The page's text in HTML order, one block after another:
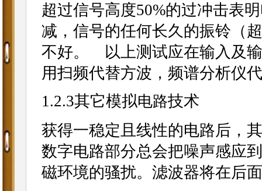
超过信号高度50%的过冲击表
减，信号的任何长久的振铃（
不好。 以上测试应在输入及
用扫频代替方波，频谱分析仪
1.2.3其它模拟电路技术
获得一稳定且线性的电路后，
数字电路部分总会把噪声感应
磁环境的骚扰。滤波器将在后